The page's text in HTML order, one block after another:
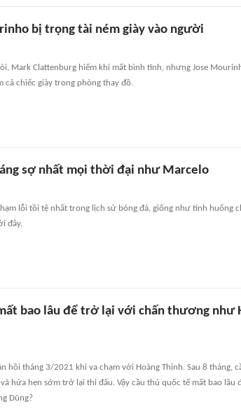
bị trọng tài ném giày vào người
Mark Clattenburg hiếm khi mất bình tĩnh, nhưng Jose
cả chiếc giày trong phòng thay đồ.
sợ nhất mọi thời đại như Marcelo
lỗi tồi tệ nhất trong lịch sử bóng đá, giống như tình huống
đây.
bao lâu để trở lại với chấn thương như
hồi tháng 3/2021 khi va chạm với Hoàng Thịnh. Sau 8 tháng,
hứa hẹn sớm trở lại thi đấu. Vậy cầu thủ quốc tế mất bao lâu
Dũng?